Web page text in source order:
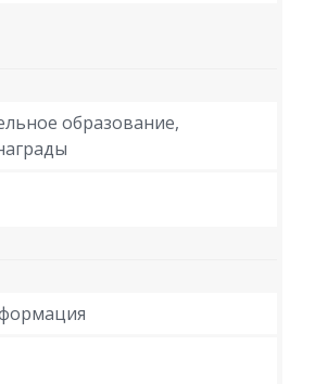
образование,